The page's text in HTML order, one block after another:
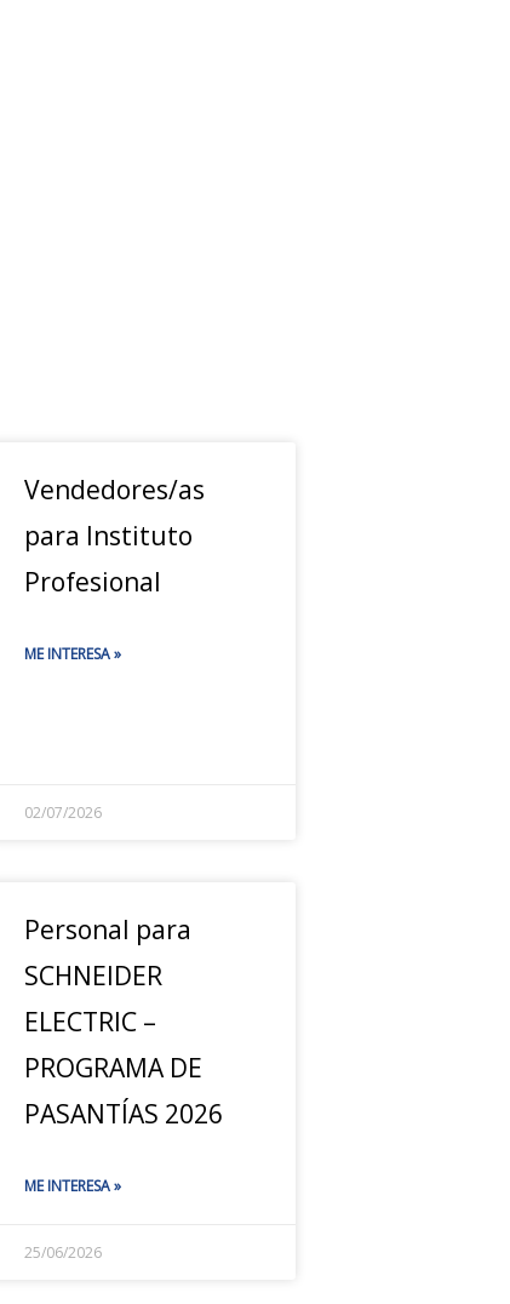
Vendedores/as
para Instituto
Profesional
ME INTERESA »
02/07/2026
Personal para
SCHNEIDER
ELECTRIC –
PROGRAMA DE
PASANTÍAS 2026
ME INTERESA »
25/06/2026